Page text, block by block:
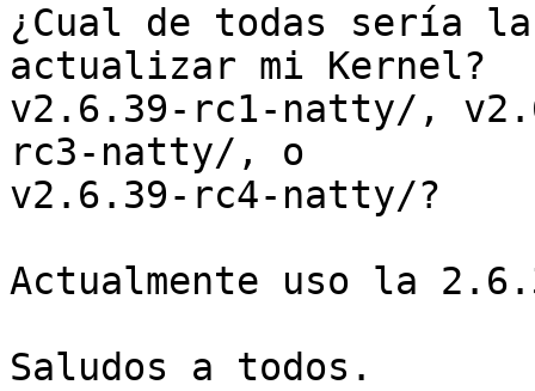
¿Cual de todas sería la
actualizar mi Kernel?
v2.6.39-rc1-natty/,
rc3-natty/, o
v2.6.39-rc4-natty/?
Actualmente uso la
Saludos a todos.